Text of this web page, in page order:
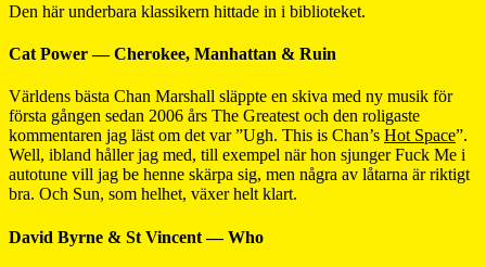
Den här underbara klassikern hittade in i biblioteket.
Cat Power — Cherokee, Manhattan & Ruin
Världens bästa Chan Marshall släppte en skiva med ny musik för
första gången sedan 2006 års The Greatest och den roligaste
kommentaren jag läst om det var ”Ugh. This is Chan’s Hot Space”.
Well, ibland håller jag med, till exempel när hon sjunger Fuck Me i
autotune vill jag be henne skärpa sig, men några av låtarna är riktigt
bra. Och Sun, som helhet, växer helt klart.
David Byrne & St Vincent — Who